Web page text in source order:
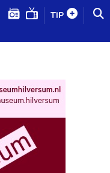
TIP